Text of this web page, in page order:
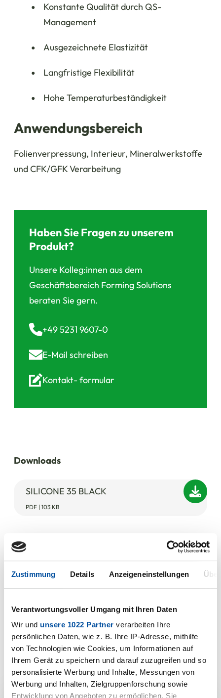
Zustimmung Details Anzeigeneinstellungen
Verantwortungsvoller Umgang mit Ihren Daten
Wir und unsere 1022 Partner verarbeiten Ihre
persönlichen Daten, wie z. B. Ihre IP-Adresse, mithilfe
von Technologien wie Cookies, um Informationen auf
Ihrem Gerät zu speichern und darauf zuzugreifen und so
personalisierte Werbung und Inhalte, Messungen von
Werbung und Inhalten, Zielgruppenforschung sowie
Entwicklung von Angeboten zu ermöglichen. Sie
Konstante Qualität durch QS-
Management
Ausgezeichnete Elastizität
Langfristige Flexibilität
Hohe Temperaturbeständigkeit
Anwendungsbereich
Folienverpressung, Interieur, Mineralwerkstoffe
und CFK/GFK Verarbeitung
Haben Sie Fragen zu unserem
Produkt?
Unsere Kolleg:innen aus dem
Geschäftsbereich Forming Solutions
beraten Sie gern.
+49 5231 9607-0
E-Mail schreiben
Kontakt-formular
Downloads
SILICONE 35 BLACK
PDF | 103 KB